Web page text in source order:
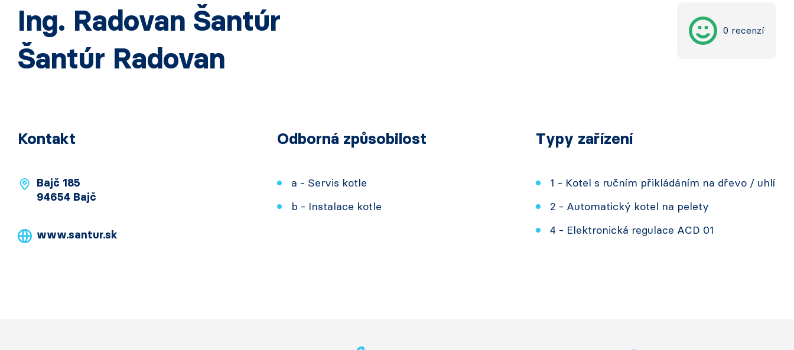
Ing. Radovan Šantúr
Šantúr Radovan
0 recenzí
Kontakt
Bajč 185
94654 Bajč
www.santur.sk
Odborná způsobilost
a - Servis kotle
b - Instalace kotle
Typy zařízení
1 - Kotel s ručním přikládáním na dřevo / uhlí
2 - Automatický kotel na pelety
4 - Elektronická regulace ACD 01